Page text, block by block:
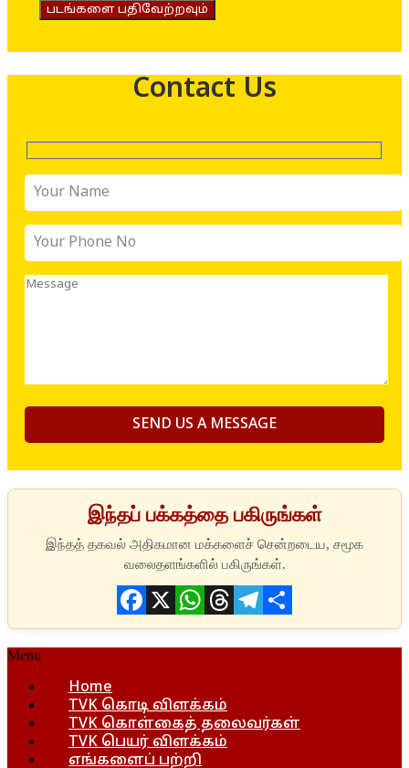
படங்களை பதிவேற்றவும்
Contact Us
இந்தப் பக்கத்தை பகிருங்கள்
Facebook
X WhatsApp
ThreadsTelegram
Share
Menu
Home
TVK கொடி விளக்கம்
TVK கொள்கைத் தலைவர்கள்
TVK பெயர் விளக்கம்
எங்களைப் பற்றி